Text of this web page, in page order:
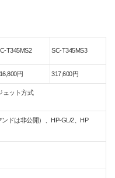
T345MS2 SC-T345MS3
円 317,600円
ェット方式
ンドは非公開）、HP-GL/2、HP